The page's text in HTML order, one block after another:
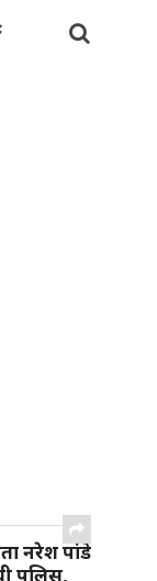
नरेश पांडे
पुलिस,